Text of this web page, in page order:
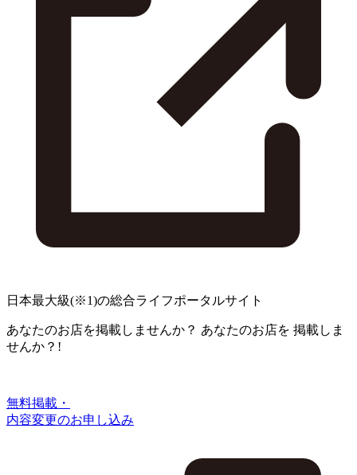
日本最大級(※1)の総合ライフポータルサイト
あなたのお店を掲載しませんか？ あなたのお店を 掲載しま
せんか？!
無料掲載・
内容変更のお申し込み